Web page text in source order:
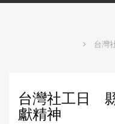
台灣
台灣社工日
獻精神